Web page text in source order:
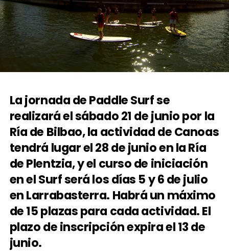
La jornada de Paddle Surf se
realizará el sábado 21 de junio por la
Ría de Bilbao, la actividad de Canoas
tendrá lugar el 28 de junio en la Ría
de Plentzia, y el curso de iniciación
en el Surf será los días 5 y 6 de julio
en Larrabasterra. Habrá un máximo
de 15 plazas para cada actividad. El
plazo de inscripción expira el 13 de
junio.